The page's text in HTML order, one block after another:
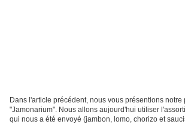
Dans l'article précédent, nous vous présentions notre
"Jamonarium". Nous allons aujourd'hui utiliser
qui nous a été envoyé (jambon, lomo, chorizo et